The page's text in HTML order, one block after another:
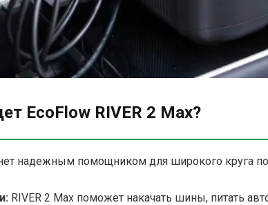
EcoFlow RIVER 2 Max?
надежным помощником для широкого круга
RIVER 2 Max поможет накачать шины, питать